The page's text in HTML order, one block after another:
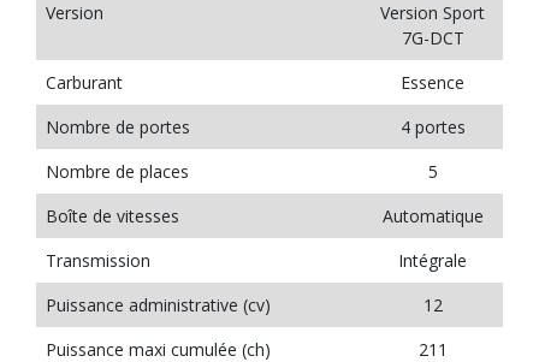
Version
Version Sport
7G-DCT
Carburant
Essence
Nombre de portes
4 portes
Nombre de places
5
Boîte de vitesses
Automatique
Transmission
Intégrale
Puissance administrative (cv)
12
Puissance maxi cumulée (ch)
211